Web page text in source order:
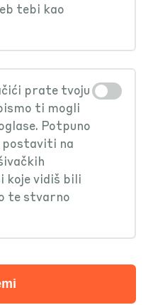
11 godina.
obrađuju Erste
u skladu s
relevantnim
u slučaju
ili uplatnici?
je
poslanog
uplatnice. Za sva
izdavatelju.
tebi kao
prate tvoju
ti mogli
Potpuno
postaviti na
koje vidiš bili
te stvarno